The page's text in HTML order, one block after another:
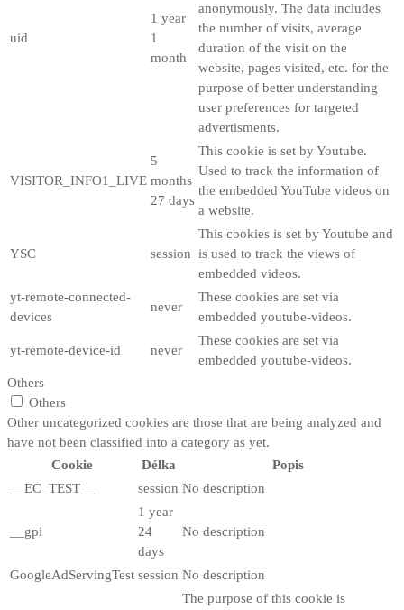
uid
1 year
1
month
anonymously. The data includes
the number of visits, average
duration of the visit on the
website, pages visited, etc. for the
purpose of better understanding
user preferences for targeted
advertisments.
VISITOR_INFO1_LIVE
5
months
27 days
This cookie is set by Youtube.
Used to track the information of
the embedded YouTube videos on
a website.
YSC session
This cookies is set by Youtube and
is used to track the views of
embedded videos.
yt-remote-connected-
devices
never
These cookies are set via
embedded youtube-videos.
yt-remote-device-id never
These cookies are set via
embedded youtube-videos.
Others
Others
Other uncategorized cookies are those that are being analyzed and
have not been classified into a category as yet.
Cookie
Délka
Popis
__EC_TEST__
session No description
__gpi
1 year
24
days
No description
GoogleAdServingTest session No description
The purpose of this cookie is